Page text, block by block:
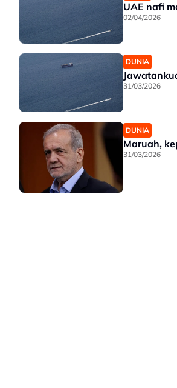
UAE nafi
02/04/2026
DUNIA
31/03/2026
DUNIA
Maruah,
31/03/2026